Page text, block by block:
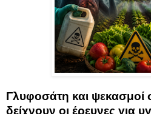
Γλυφοσάτη και ψεκασμοί
δείχνουν οι έρευνες για